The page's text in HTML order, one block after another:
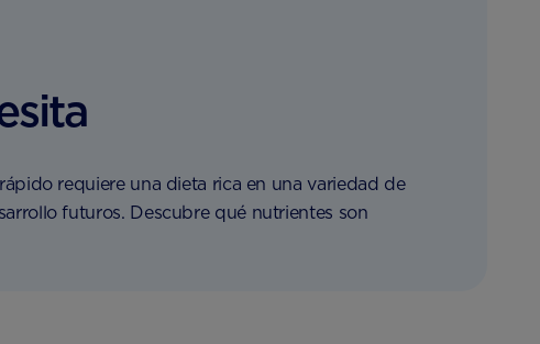
requiere una dieta rica en una variedad de
futuros. Descubre qué nutrientes son